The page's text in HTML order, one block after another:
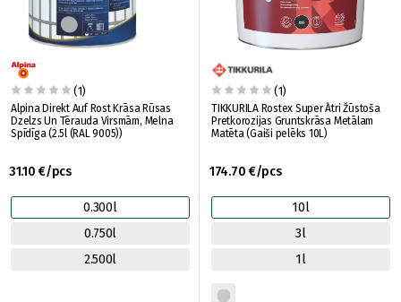
(1)
Alpina Direkt Auf Rost Krāsa Rūsas
Dzelzs Un Tērauda Virsmām, Melna
Spīdīga (2.5l (RAL 9005))
31.10 €/pcs
0.300l
0.750l
2.500l
(1)
TIKKURILA Rostex Super Ātri Žūstoša
Pretkorozijas Gruntskrāsa Metālam
Matēta (Gaiši pelēks 10L)
174.70 €/pcs
10l
3l
1l